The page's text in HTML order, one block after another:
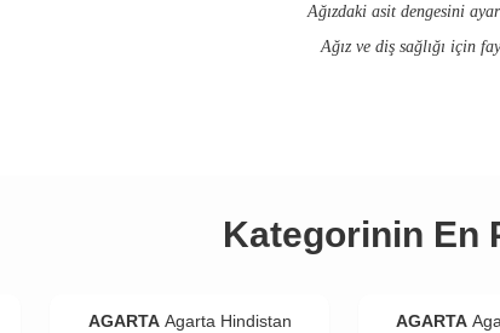
Ağızdaki asit dengesini
Ağız ve diş sağlığı için
Kategorinin En
AGARTA Agarta Hindistan
AGARTA